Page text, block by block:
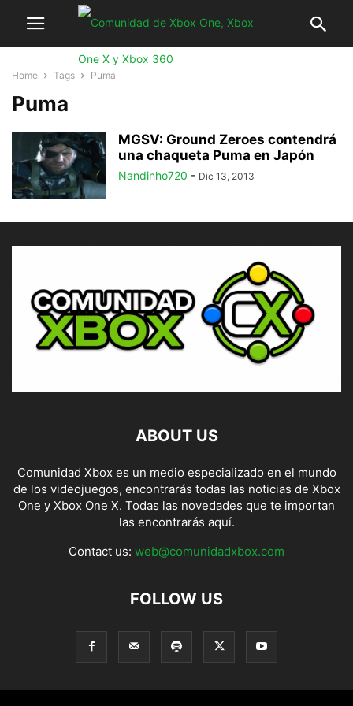
Home Tags Puma
Puma
MGSV: Ground Zeroes contendrá
una chaqueta Puma en Japón
Nandinho720 - Dic 13, 2013
ABOUT US
Comunidad Xbox es un medio especializado en el mundo
de los videojuegos, encontrarás todas las noticias de Xbox
One y Xbox One X. Todas las novedades que te importan
las encontrarás aquí.
Contact us: web@comunidadxbox.com
FOLLOW US